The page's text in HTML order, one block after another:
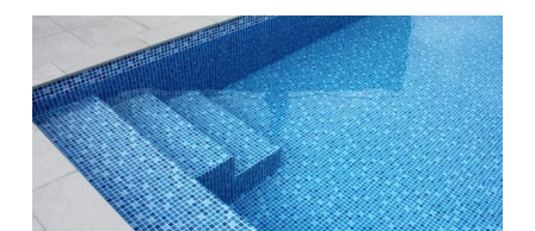
Revêtement
piscine
RT4000
AQ
armé